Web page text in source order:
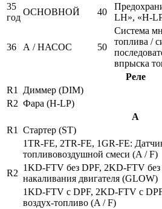
35
год
ОСНОВНОЙ 40
LH», «H-
36 А / НАСОС 50
Система
топлива /
впрыска
Реле
R1 Диммер (DIM)
R2 Фара (H-LP)
А
R1 Стартер (ST)
R2
1TR-FE, 2TR-FE, 1GR-FE:
топливовоздушной смеси (A / F)
1KD-FTV без DPF, 2KD-FTV
накаливания двигателя (GLOW)
1KD-FTV с DPF, 2KD-FTV с
воздух-топливо (A / F)